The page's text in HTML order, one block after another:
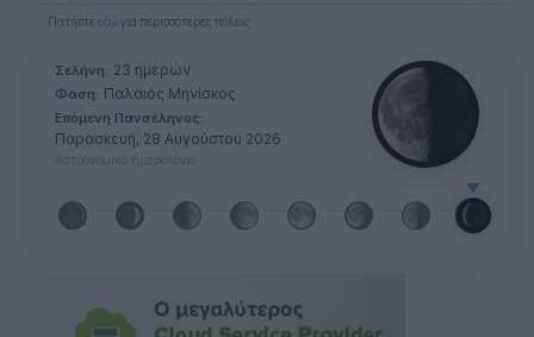
Πατήστε εδώγια περισσότερες πόλεις
Σελήνη: 23 ημερών
Φάση: Παλαιός Μηνίσκος
Επόμενη Πανσέληνος:
Παρασκευή, 28 Αυγούστου 2026
Αστρονομικό ημερολόγιο